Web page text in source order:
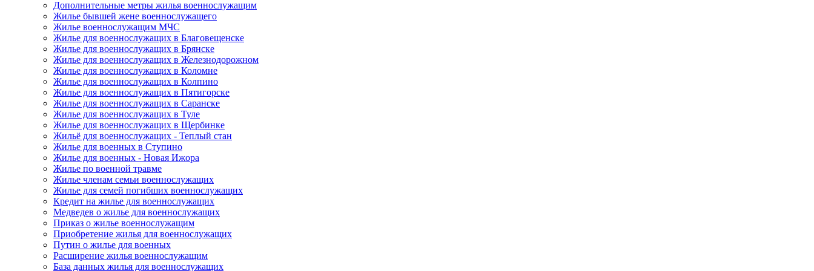
Дополнительные метры жилья военнослужащим
Жилье бывшей жене военнослужащего
Жилье военнослужащим МЧС
Жилье для военнослужащих в Благовещенске
Жилье для военнослужащих в Брянске
Жилье для военнослужащих в Железнодорожном
Жилье для военнослужащих в Коломне
Жилье для военнослужащих в Колпино
Жилье для военнослужащих в Пятигорске
Жилье для военнослужащих в Саранске
Жилье для военнослужащих в Туле
Жилье для военнослужащих в Щербинке
Жильё для военнослужащих - Теплый стан
Жилье для военных в Ступино
Жилье для военных - Новая Ижора
Жилье по военной травме
Жилье членам семьи военнослужащих
Жилье для семей погибших военнослужащих
Кредит на жилье для военнослужащих
Медведев о жилье для военнослужащих
Приказ о жилье военнослужащим
Приобретение жилья для военнослужащих
Путин о жилье для военных
Расширение жилья военнослужащим
База данных жилья для военнослужащих